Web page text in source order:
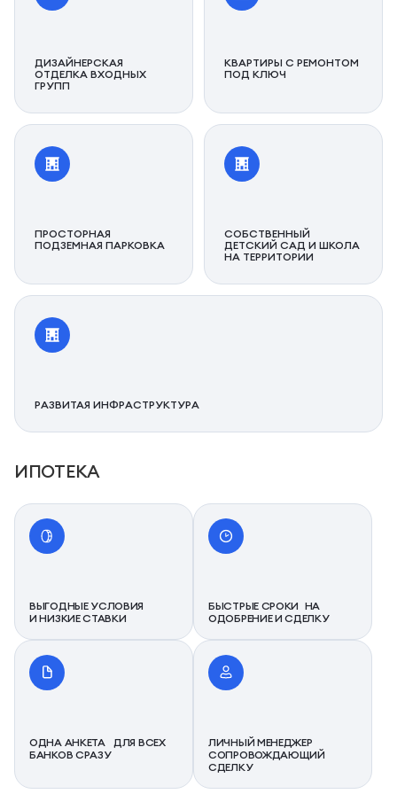
ДИЗАЙНЕРСКАЯ
ОТДЕЛКА ВХОДНЫХ
ГРУПП
КВАРТИРЫ С РЕМОНТОМ
ПОД КЛЮЧ
ПРОСТОРНАЯ
ПОДЗЕМНАЯ ПАРКОВКА
СОБСТВЕННЫЙ
ДЕТСКИЙ САД И ШКОЛА
НА ТЕРРИТОРИИ
РАЗВИТАЯ ИНФРАСТРУКТУРА
ИПОТЕКА
ВЫГОДНЫЕ УСЛОВИЯ
И НИЗКИЕ СТАВКИ
БЫСТРЫЕ СРОКИ НА
ОДОБРЕНИЕ И СДЕЛКУ
ОДНА АНКЕТА ДЛЯ ВСЕХ
БАНКОВ СРАЗУ
ЛИЧНЫЙ МЕНЕДЖЕР
СОПРОВОЖДАЮЩИЙ
СДЕЛКУ